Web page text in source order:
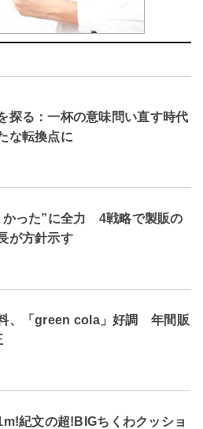
探る：一杯の意味問い直す時代
な転換点に
かった”に全力 4戦略で製販の
が方針示す
料、「green cola」好調 年間販
紀文の超!BIGちくわクッショ